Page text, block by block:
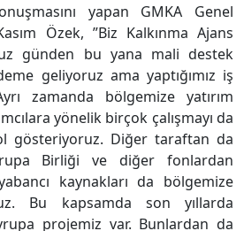
yapan GMKA Genel
Özek, ”Biz Kalkınma Ajans
günden bu yana mali destek
geliyoruz ama yaptığımız iş
zamanda bölgemize yatırım
yönelik birçok çalışmayı da
gösteriyoruz. Diğer taraftan da
Birliği ve diğer fonlardan
kaynakları da bölgemize
Bu kapsamda son yıllarda
projemiz var. Bunlardan da